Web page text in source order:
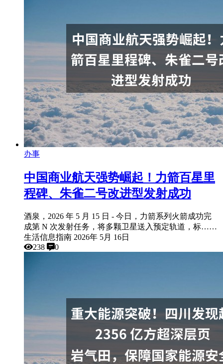
办事
中国商业航天强势崛起！力箭百星里
程碑、朱雀二号改进型发射成功
酒泉，2026 年 5 月 15 日 - 今日，力箭系列火箭成功完
成第 N 次发射任务，将多颗卫星送入预定轨道，标……
生活信息指南 2026年 5月 16日
238
0